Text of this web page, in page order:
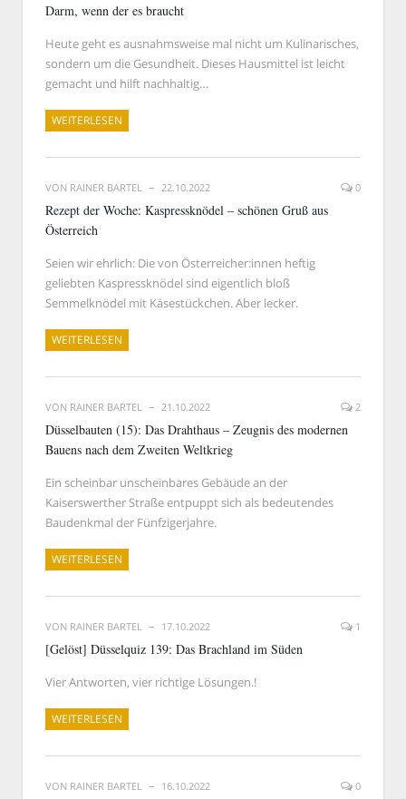
Darm, wenn der es braucht
Heute geht es ausnahmsweise mal nicht um Kulinarisches,
sondern um die Gesundheit. Dieses Hausmittel ist leicht
gemacht und hilft nachhaltig…
WEITERLESEN
VON RAINER BARTEL 22.10.2022 0
Rezept der Woche: Kaspressknödel – schönen Gruß aus
Österreich
Seien wir ehrlich: Die von Österreicher:innen heftig
geliebten Kaspressknödel sind eigentlich bloß
Semmelknödel mit Käsestückchen. Aber lecker.
WEITERLESEN
VON RAINER BARTEL 21.10.2022 2
Düsselbauten (15): Das Drahthaus – Zeugnis des modernen
Bauens nach dem Zweiten Weltkrieg
Ein scheinbar unscheinbares Gebäude an der
Kaiserswerther Straße entpuppt sich als bedeutendes
Baudenkmal der Fünfzigerjahre.
WEITERLESEN
VON RAINER BARTEL 17.10.2022 1
[Gelöst] Düsselquiz 139: Das Brachland im Süden
Vier Antworten, vier richtige Lösungen.!
WEITERLESEN
VON RAINER BARTEL 16.10.2022 0